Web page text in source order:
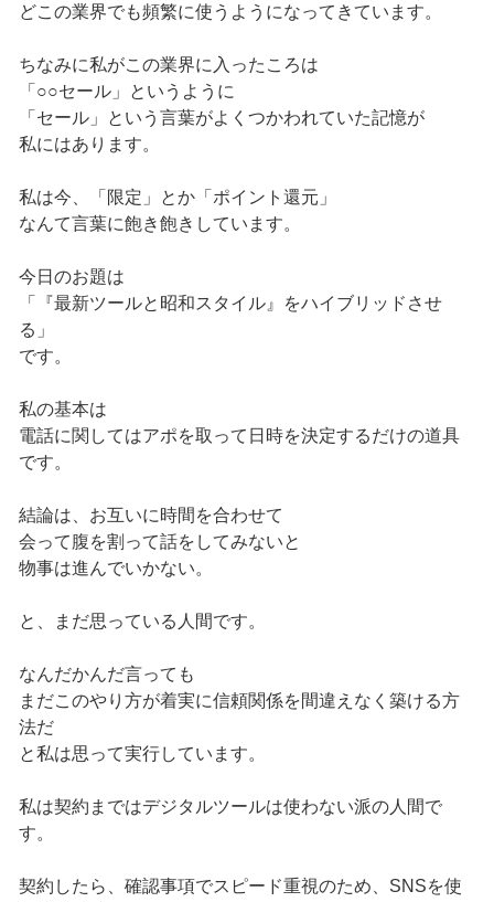
どこの業界でも頻繁に使うようになってきています。
ちなみに私がこの業界に入ったころは
「○○セール」というように
「セール」という言葉がよくつかわれていた記憶が
私にはあります。
私は今、「限定」とか「ポイント還元」
なんて言葉に飽き飽きしています。
今日のお題は
「『最新ツールと昭和スタイル』をハイブリッドさせ
る」
です。
私の基本は
電話に関してはアポを取って日時を決定するだけの道具
です。
結論は、お互いに時間を合わせて
会って腹を割って話をしてみないと
物事は進んでいかない。
と、まだ思っている人間です。
なんだかんだ言っても
まだこのやり方が着実に信頼関係を間違えなく築ける方
法だ
と私は思って実行しています。
私は契約まではデジタルツールは使わない派の人間で
す。
契約したら、確認事項でスピード重視のため、SNSを使